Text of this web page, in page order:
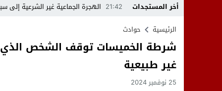
أخر المستجدات 21:42 الهجرة الجماعية غير الشرعية إلى
08:50 مبادرات مواطنة وشركاؤها ينظمون
الرئيسية حوادث
شرطة الخميسات توقف الشخص
غير طبيعية
25 نوفمبر 2024